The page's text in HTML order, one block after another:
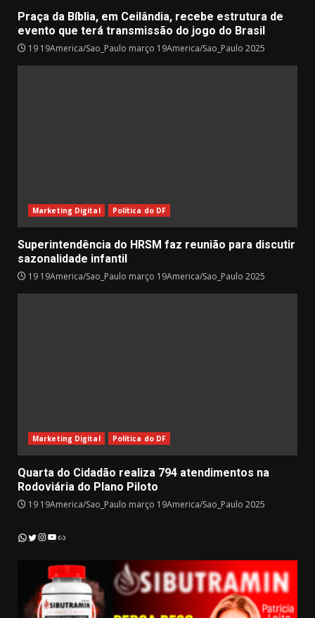
Praça da Bíblia, em Ceilândia, recebe estrutura de
evento que terá transmissão do jogo do Brasil
19 19America/Sao_Paulo março 19America/Sao_Paulo 2025
Marketing Digital Política do DF
Superintendência do HRSM faz reunião para discutir
sazonalidade infantil
19 19America/Sao_Paulo março 19America/Sao_Paulo 2025
Marketing Digital Política do DF
Quarta do Cidadão realiza 794 atendimentos na
Rodoviária do Plano Piloto
19 19America/Sao_Paulo março 19America/Sao_Paulo 2025
WhatsApp
Twitter
Instagram
YouTube
Link